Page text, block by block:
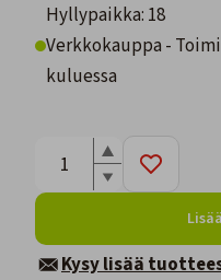
Hyllypaikka: 18
Verkkokauppa -
kuluessa
Kysy lisää